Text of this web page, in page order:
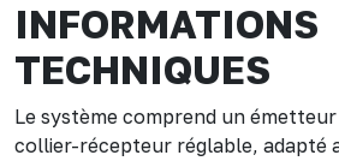
INFORMATIONS
TECHNIQUES
Le système comprend un
collier-récepteur réglable, adapté